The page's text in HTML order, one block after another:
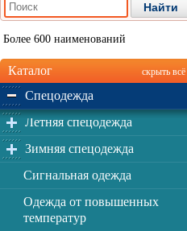
Более 600 наименований
Каталог скрыть всё
Спецодежда
Летняя спецодежда
Зимняя спецодежда
Сигнальная одежда
Одежда от повышенных
температур